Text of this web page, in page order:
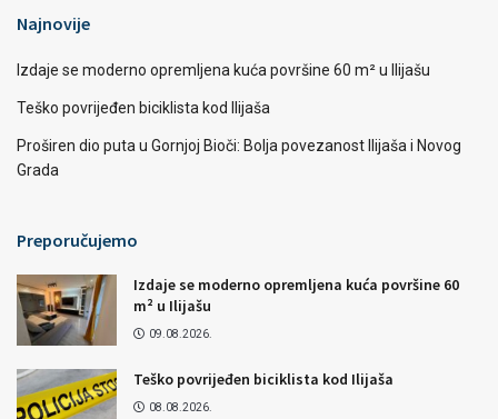
Najnovije
Izdaje se moderno opremljena kuća površine 60 m² u Ilijašu
Teško povrijeđen biciklista kod Ilijaša
Proširen dio puta u Gornjoj Bioči: Bolja povezanost Ilijaša i Novog
Grada
Preporučujemo
Izdaje se moderno opremljena kuća površine 60
m² u Ilijašu
09.08.2026.
Teško povrijeđen biciklista kod Ilijaša
08.08.2026.